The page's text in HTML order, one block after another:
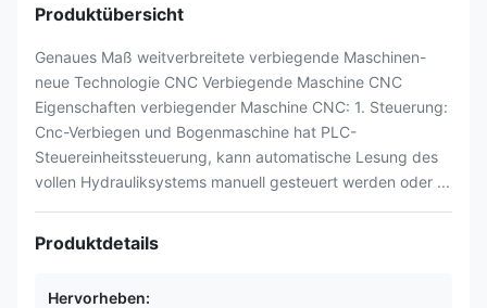
Produktübersicht
Genaues Maß weitverbreitete verbiegende Maschinen-
neue Technologie CNC Verbiegende Maschine CNC
Eigenschaften verbiegender Maschine CNC: 1. Steuerung:
Cnc-Verbiegen und Bogenmaschine hat PLC-
Steuereinheitssteuerung, kann automatische Lesung des
vollen Hydrauliksystems manuell gesteuert werden oder ...
Produktdetails
Hervorheben: